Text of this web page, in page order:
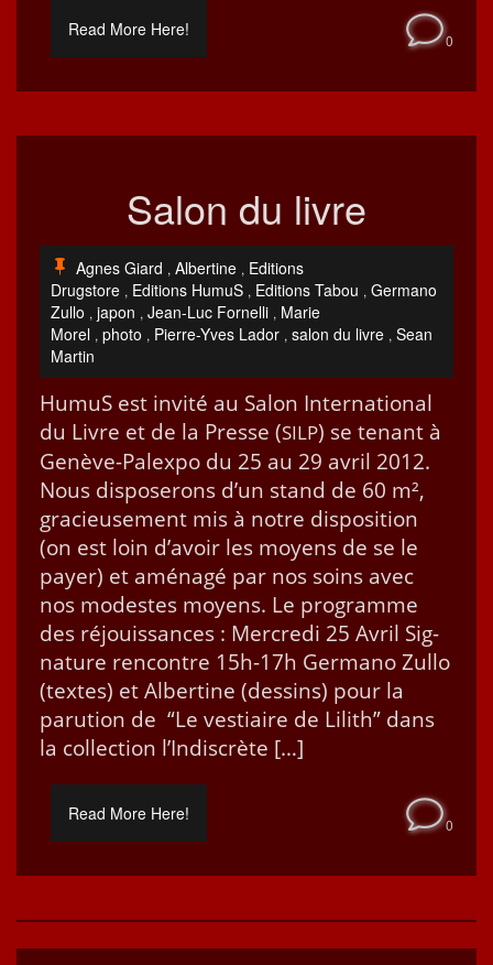
Read More Here!
0
Salon du livre
Agnes Giard , Albertine , Editions
Drugstore , Editions HumuS , Editions Tabou , Germano
Zullo , japon , Jean-Luc Fornelli , Marie
Morel , photo , Pierre-Yves Lador , salon du livre , Sean
Martin
HumuS est invité au Salon Inter­na­tion­al
du Livre et de la Presse (SILP) se ten­ant à
Genève-Pal­ex­po du 25 au 29 avril 2012.
Nous dis­poserons d’un stand de 60 m²,
gra­cieuse­ment mis à notre dis­po­si­tion
(on est loin d’avoir les moyens de se le
pay­er) et amé­nagé par nos soins avec
nos mod­estes moyens. Le pro­gramme
des réjouis­sances : Mer­cre­di 25 Avril Sig­
na­ture ren­con­tre 15h-17h Ger­mano Zul­lo
(textes) et Alber­tine (dessins) pour la
paru­tion de “Le ves­ti­aire de Lilith” dans
la col­lec­tion l’Indis­crète […]
Read More Here!
0